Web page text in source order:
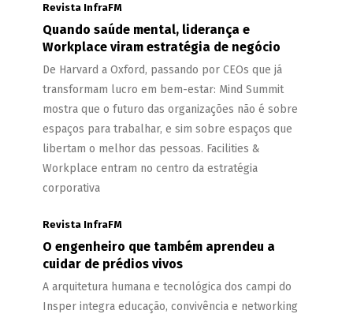
Revista InfraFM
Quando saúde mental, liderança e
Workplace viram estratégia de negócio
De Harvard a Oxford, passando por CEOs que já
transformam lucro em bem-estar: Mind Summit
mostra que o futuro das organizações não é sobre
espaços para trabalhar, e sim sobre espaços que
libertam o melhor das pessoas. Facilities &
Workplace entram no centro da estratégia
corporativa
Revista InfraFM
O engenheiro que também aprendeu a
cuidar de prédios vivos
A arquitetura humana e tecnológica dos campi do
Insper integra educação, convivência e networking